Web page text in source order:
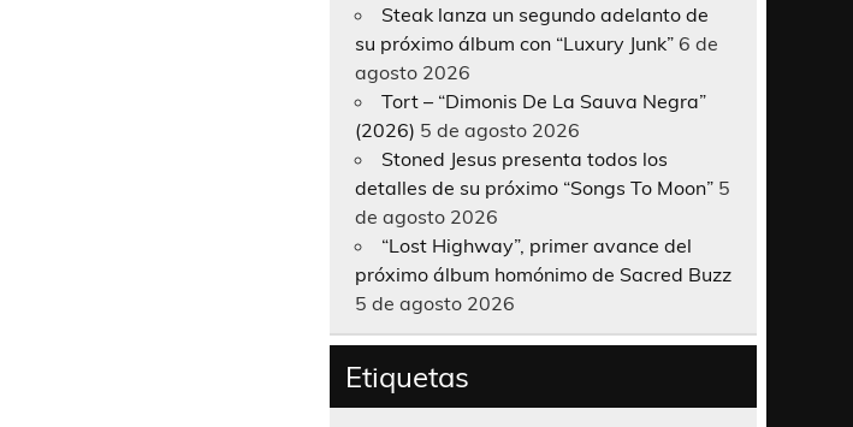
Steak lanza un segundo adelanto de
su próximo álbum con “Luxury Junk” 6 de
agosto 2026
Tort – “Dimonis De La Sauva Negra”
(2026) 5 de agosto 2026
Stoned Jesus presenta todos los
detalles de su próximo “Songs To Moon” 5
de agosto 2026
“Lost Highway”, primer avance del
próximo álbum homónimo de Sacred Buzz
5 de agosto 2026
Etiquetas